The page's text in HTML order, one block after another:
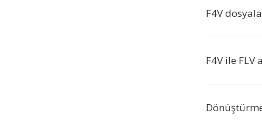
F4V
F4V ile FLV
Dönüştürme